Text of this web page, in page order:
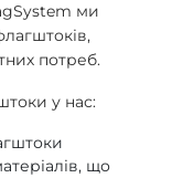
ми
потреб.
у нас:
що